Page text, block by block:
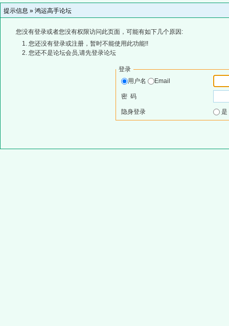
提示信息 » 鸿运高手论坛
您没有登录或者您没有权限访问此页面，可能有如下几个原因:
您还没有登录或注册，暂时不能使用此功能!!
您还不是论坛会员,请先登录论坛
登录
用户名
Email
密 码
隐身登录